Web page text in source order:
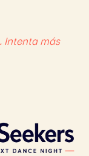
Intenta más